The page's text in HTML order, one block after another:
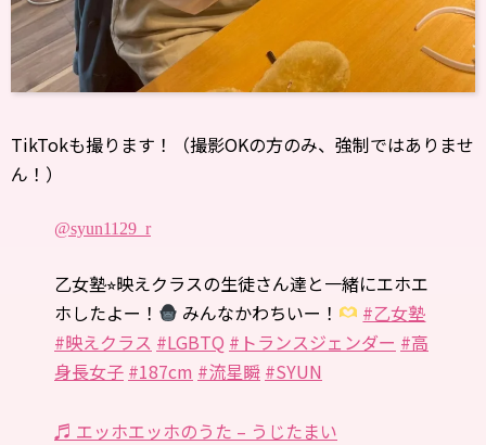
TikTokも撮ります！（撮影OKの方のみ、強制ではありませ
ん！）
@syun1129_r
乙女塾⭐︎映えクラスの生徒さん達と一緒にエホエ
ホしたよー！
みんなかわちいー！
#乙女塾
#映えクラス #LGBTQ #トランスジェンダー #高
身長女子 #187cm #流星瞬 #SYUN
♬ エッホエッホのうた – うじたまい